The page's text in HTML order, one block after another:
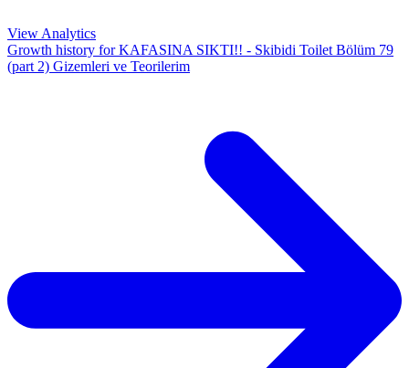
View Analytics
Growth history forKAFASINA SIKTI!! - Skibidi Toilet Bölüm 79
(part 2) Gizemleri ve Teorilerim